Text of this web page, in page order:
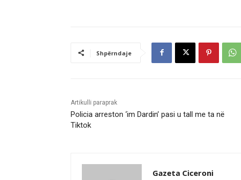
Shpërndaje
Artikulli paraprak
Policia arreston ‘im Dardin’ pasi u tall me ta në
Tiktok
Gazeta Ciceroni